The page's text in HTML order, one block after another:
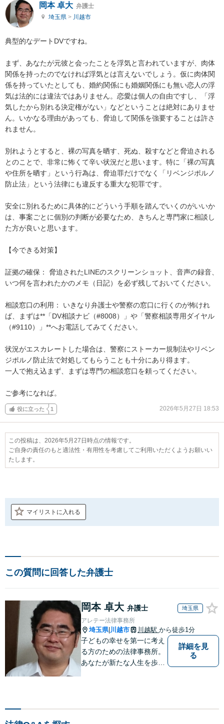
岡本 卓大 弁護士
埼玉県 > 川越市
典型的なデートDVですね。
まず、あなたが元彼と会ったことを浮気と言われていますが、肉体
関係を持ったのでなければ浮気とは言えないでしょう。仮に肉体関
係を持っていたとしても、婚約関係にも婚姻関係にも無い恋人の浮
気は法的には違法ではありません。恋愛は個人の自由ですし、「浮
気したから別れる決定権がない」などということは絶対にありませ
ん。いかなる理由があっても、脅迫して関係を強要することは許さ
れません。
別れようとすると、裸の写真を晒す、死ぬ、殺すなどと脅迫される
とのことで、非常に怖くて辛い状況だと思います。特に「裸の写真
や住所を晒す」という行為は、脅迫罪だけでなく「リベンジポルノ
防止法」という法律にも違反する重大な犯罪です。
安全に別れるために具体的にどういう手順を踏んでいくのがいいか
は、事案ごとに個別の判断が必要なため、きちんと専門家に相談し
た方が良いと思います。
【今できる対策】
証拠の確保： 脅迫されたLINEのスクリーンショット、音声の録音、
いつ何を言われたかのメモ（日記）を必ず残しておいてください。
相談窓口の利用： いきなり弁護士や警察の窓口に行くのが怖けれ
ば、まずは**「DV相談ナビ（#8008）」や「警察相談専用ダイヤル
（#9110）」**へお電話してみてください。
状況がエスカレートした場合は、警察にストーカー規制法やリベン
ジポルノ防止法で対処してもらうことも十分にあり得ます。
一人で抱え込まず、まずは専門の相談窓口を頼ってください。
ご参考になれば。
役に立った 1 2026年5月27日 18:53
この投稿は、2026年5月27日時点の情報です。
ご自身の責任のもと適法性・有用性を考慮してご利用いただくようお願いい
たします。
マイリストに入れる
この質問に回答した弁護士
岡本 卓大 弁護士 埼玉県
アレテー法律事務所
埼玉県| 川越市 川越駅 から徒歩1分
子どもの幸せを第一に考え
る方のための法律事務所。
あなたが新たな人生を歩み
詳細を見
る